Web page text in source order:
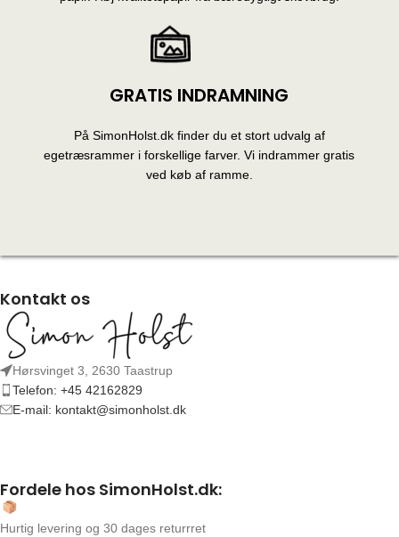
GRATIS INDRAMNING
På SimonHolst.dk finder du et stort udvalg af
egetræsrammer i forskellige farver. Vi indrammer gratis
ved køb af ramme.
Kontakt os
Hørsvinget 3, 2630 Taastrup
Telefon: +45 42162829
E-mail: kontakt@simonholst.dk
Fordele hos SimonHolst.dk:
Hurtig levering og 30 dages returrret